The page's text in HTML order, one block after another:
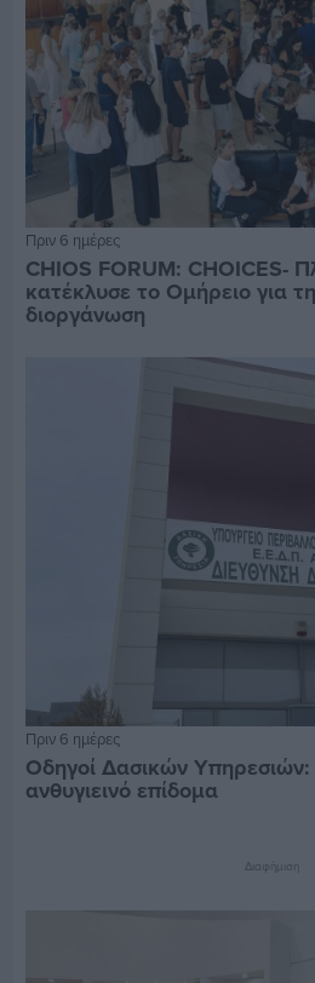
Πριν 6 ημέρες
CHIOS FORUM: CHOICES-
κατέκλυσε το Ομήρειο για
διοργάνωση
Πριν 6 ημέρες
Οδηγοί Δασικών
ανθυγιεινό επίδομα
Διαφήμιση